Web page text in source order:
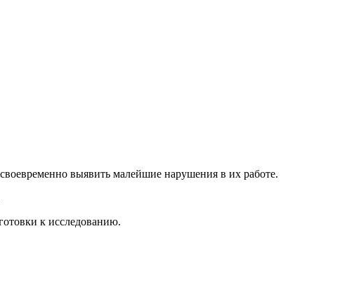
выявить малейшие нарушения в их работе.
к исследованию.